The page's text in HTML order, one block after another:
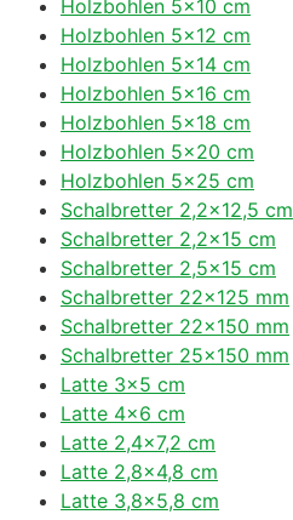
Holzbohlen 5×10 cm
Holzbohlen 5×12 cm
Holzbohlen 5×14 cm
Holzbohlen 5×16 cm
Holzbohlen 5×18 cm
Holzbohlen 5×20 cm
Holzbohlen 5×25 cm
Schalbretter 2,2×12,5 cm
Schalbretter 2,2×15 cm
Schalbretter 2,5×15 cm
Schalbretter 22×125 mm
Schalbretter 22×150 mm
Schalbretter 25×150 mm
Latte 3×5 cm
Latte 4×6 cm
Latte 2,4×7,2 cm
Latte 2,8×4,8 cm
Latte 3,8×5,8 cm